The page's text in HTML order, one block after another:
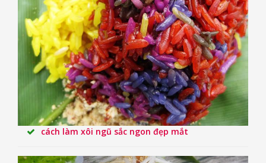
cách làm xôi ngũ sắc ngon đẹp mắt